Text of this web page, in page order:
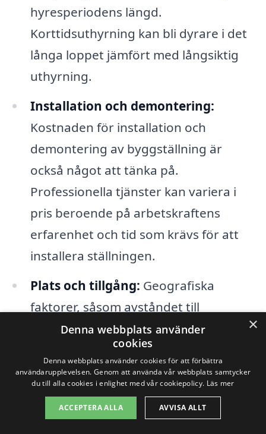
hyresperiodens längd.
Korttidsuthyrning kan bli dyrare i det
långa loppet jämfört med långsiktig
uthyrning.
Installation och demontering:
Kostnaden för installation och
demontering av byggställning är
också något att tänka på.
Professionella tjänster kan variera i
pris beroende på arbetskraftens
erfarenhet och tid som krävs för att
installera ställningen.
Plats och tillgång: Geografiska
faktorer, såsom avståndet till
byggarbetsplatsen och svårigheterna
vid platsen, kan påverka
transportkostnaderna och därmed
hela totalpriset för byggställningen.
×
Denna webbplats använder
cookies
Denna webbplats använder cookies för att förbättra
användarupplevelsen. Genom att använda vår webbplats samtycker
du till alla cookies i enlighet med vår cookiepolicy. Läs mer
ACCEPTERA ALLA AVVISA ALLT